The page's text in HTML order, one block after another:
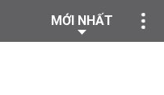
MỚI NHẤT